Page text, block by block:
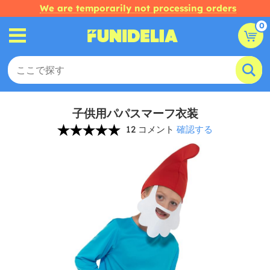
We are temporarily not processing orders
0
子供用パパスマーフ衣装
12 コメント 確認する